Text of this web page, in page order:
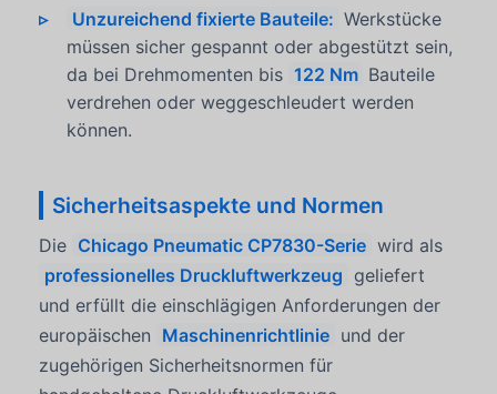
Unzureichend fixierte Bauteile: Werkstücke
müssen sicher gespannt oder abgestützt sein,
da bei Drehmomenten bis 122 Nm Bauteile
verdrehen oder weggeschleudert werden
können.
Sicherheitsaspekte und Normen
Die Chicago Pneumatic CP7830-Serie wird als
professionelles Druckluftwerkzeug geliefert
und erfüllt die einschlägigen Anforderungen der
europäischen Maschinenrichtlinie und der
zugehörigen Sicherheitsnormen für